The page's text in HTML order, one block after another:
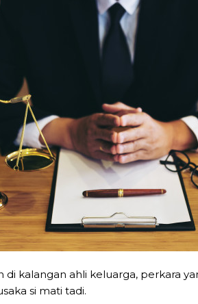
kalangan ahli keluarga, perkara
si mati tadi.